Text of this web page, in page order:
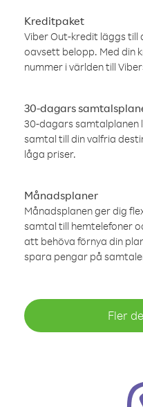
Kreditpaket
Viber Out-kredit läggs
oavsett belopp. Med din
nummer i världen till
30-dagars
30-dagars samtalplanen
samtal till din valfria
låga priser.
Månadsplaner
Månadsplanen ger dig
samtal till hemtelefoner
att behöva förnya din
spara pengar på
Fler